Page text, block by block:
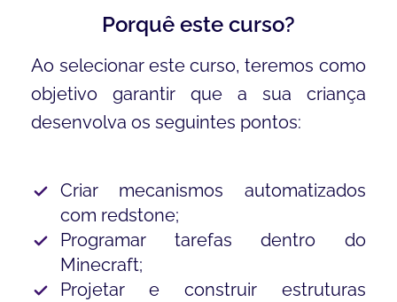
Porquê este curso?
Ao selecionar este curso, teremos como
objetivo garantir que a sua criança
desenvolva os seguintes pontos:
Criar mecanismos automatizados
com redstone;
Programar tarefas dentro do
Minecraft;
Projetar e construir estruturas